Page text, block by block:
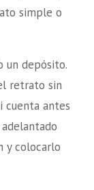
simple o
un depósito.
retrato sin
cuenta antes
y colocarlo